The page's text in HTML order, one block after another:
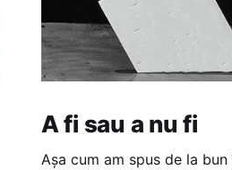
A fi sau a nu fi
Așa cum am spus de la